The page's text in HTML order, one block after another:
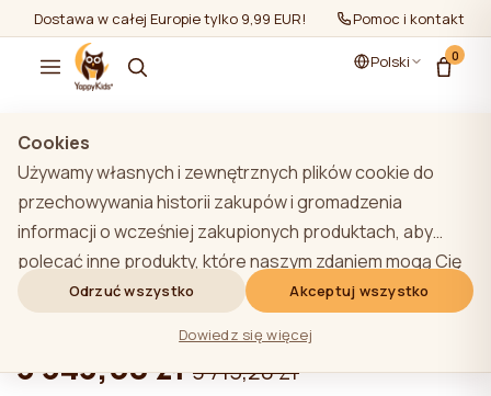
Dostawa w całej Europie tylko 9,99 EUR! Pomoc i kontakt
Polski 0
Pokaż wszystko
ANTHRACITE Łóżeczko YappyÉtude
zestaw
3 343,68 zł3 715,20 zł
Cookies
Używamy własnych i zewnętrznych plików cookie do
przechowywania historii zakupów i gromadzenia
informacji o wcześniej zakupionych produktach, aby
polecać inne produkty, które naszym zdaniem mogą Cię
zainteresować. Aby dowiedzieć się więcej o naszej
polityce plików cookie, kliknij przycisk "Dowiedz się
więcej". Użytkownik może wyrazić zgodę na wszystkie
pliki cookie, klikając przycisk "Akceptuj wszystko" lub
Odrzuć wszystko Akceptuj wszystko
Dowiedz się więcej